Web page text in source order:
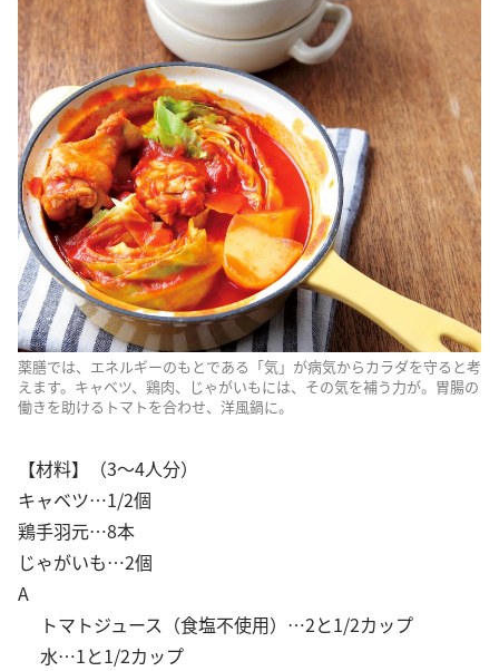
薬膳では、エネルギーのもとである「気」が病気からカラダを守ると考
えます。キャベツ、鶏肉、じゃがいもには、その気を補う力が。胃腸の
働きを助けるトマトを合わせ、洋風鍋に。
【材料】（3～4人分）
キャベツ…1/2個
鶏手羽元…8本
じゃがいも…2個
A
トマトジュース（食塩不使用）…2と1/2カップ
水…1と1/2カップ